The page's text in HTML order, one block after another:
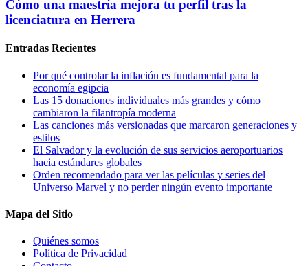
Cómo una maestría mejora tu perfil tras la
licenciatura en Herrera
Entradas Recientes
Por qué controlar la inflación es fundamental para la
economía egipcia
Las 15 donaciones individuales más grandes y cómo
cambiaron la filantropía moderna
Las canciones más versionadas que marcaron generaciones y
estilos
El Salvador y la evolución de sus servicios aeroportuarios
hacia estándares globales
Orden recomendado para ver las películas y series del
Universo Marvel y no perder ningún evento importante
Mapa del Sitio
Quiénes somos
Política de Privacidad